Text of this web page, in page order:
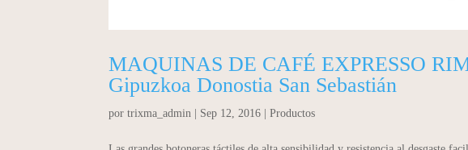
MAQUINAS DE CAFÉ EXPRESSO
Gipuzkoa Donostia San Sebastián
portrixma_admin | Sep 12, 2016 |Productos